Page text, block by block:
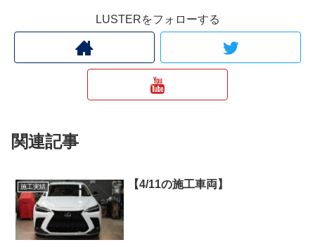
LUSTERをフォローする
関連記事
施工実績 【4/11の施工車両】